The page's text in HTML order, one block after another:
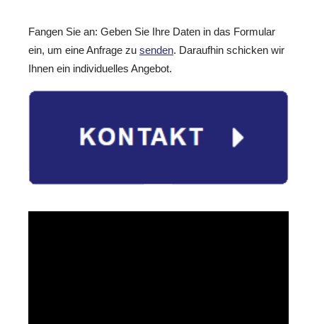
Fangen Sie an: Geben Sie Ihre Daten in das Formular
ein, um eine Anfrage zu senden. Daraufhin schicken wir
Ihnen ein individuelles Angebot.